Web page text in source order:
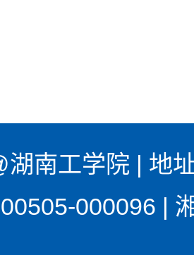
湖南工学院 | 地
000096 |